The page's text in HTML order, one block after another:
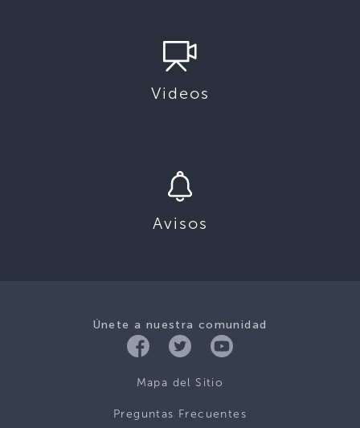
Videos
Avisos
Únete a nuestra comunidad
Mapa del Sitio
Preguntas Frecuentes